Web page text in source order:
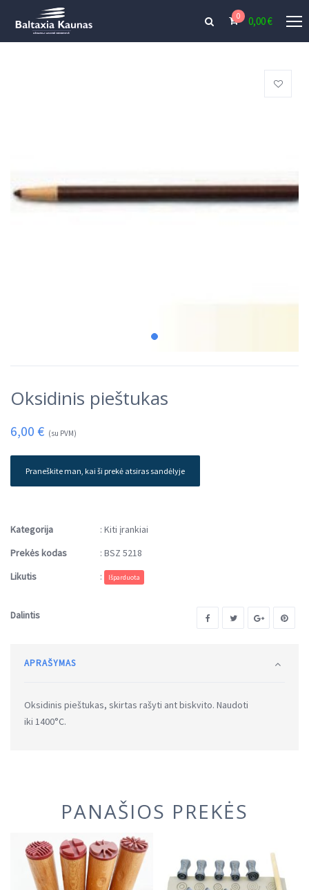
0 0,00€
Oksidinis pieštukas
6,00 € (su PVM)
Praneškite man, kai ši prekė atsiras sandėlyje
Kategorija : Kiti įrankiai
Prekės kodas
: BSZ 5218
Likutis
: Išparduota
Dalintis
APRAŠYMAS
Oksidinis pieštukas, skirtas rašyti ant biskvito. Naudoti
iki 1400°C.
PANAŠIOS PREKĖS